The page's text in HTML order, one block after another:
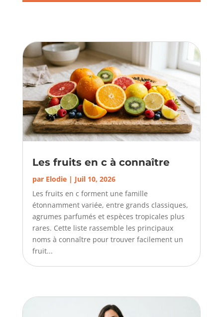
Les fruits en c à connaître
par Elodie| Juil 10, 2026
Les fruits en c forment une famille
étonnamment variée, entre grands classiques,
agrumes parfumés et espèces tropicales plus
rares. Cette liste rassemble les principaux
noms à connaître pour trouver facilement un
fruit...